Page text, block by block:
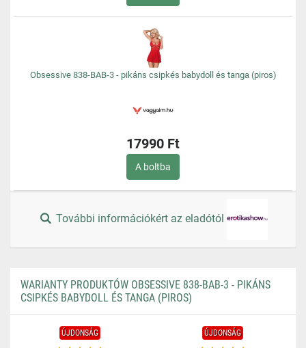
Obsessive 838-BAB-3 - pikáns csipkés babydoll és tanga (piros)
17990 Ft
A boltba
További információkért az eladótól
WARIANTY PRODUKTÓW OBSESSIVE 838-BAB-3 - PIKÁNS
CSIPKÉS BABYDOLL ÉS TANGA (PIROS)
ÚJDONSÁG ÚJDONSÁG